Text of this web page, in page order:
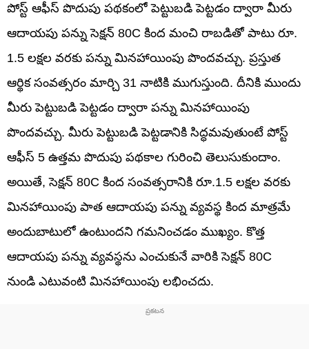
పోస్ట్ ఆఫీస్ పొదుపు పథకంలో పెట్టుబడి పెట్టడం ద్వారా మీరు
ఆదాయపు పన్ను సెక్షన్ 80C కింద మంచి రాబడితో పాటు రూ.
1.5 లక్షల వరకు పన్ను మినహాయింపు పొందవచ్చు. ప్రస్తుత
ఆర్థిక సంవత్సరం మార్చి 31 నాటికి ముగుస్తుంది. దీనికి ముందు
మీరు పెట్టుబడి పెట్టడం ద్వారా పన్ను మినహాయింపు
పొందవచ్చు. మీరు పెట్టుబడి పెట్టడానికి సిద్ధమవుతుంటే పోస్ట్
ఆఫీస్ 5 ఉత్తమ పొదుపు పథకాల గురించి తెలుసుకుందాం.
అయితే, సెక్షన్ 80C కింద సంవత్సరానికి రూ.1.5 లక్షల వరకు
మినహాయింపు పాత ఆదాయపు పన్ను వ్యవస్థ కింద మాత్రమే
అందుబాటులో ఉంటుందని గమనించడం ముఖ్యం. కొత్త
ఆదాయపు పన్ను వ్యవస్థను ఎంచుకునే వారికి సెక్షన్ 80C
నుండి ఎటువంటి మినహాయింపు లభించదు.